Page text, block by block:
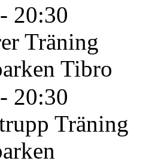
20:30
Träning
Tibro
20:30
Träning